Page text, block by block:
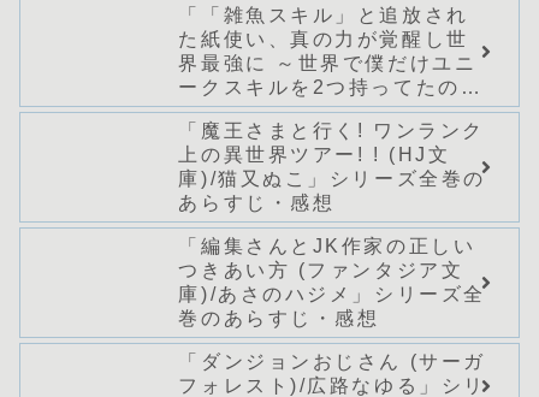
「「雑魚スキル」と追放され
た紙使い、真の力が覚醒し世
界最強に ～世界で僕だけユニ
ークスキルを2つ持ってたので
真の仲間と成り上がる～ (Mノ
ベルス)/桑野和明」シリーズ全
巻のあらすじ・感想
「魔王さまと行く! ワンランク
上の異世界ツアー! ! (HJ文
庫)/猫又ぬこ」シリーズ全巻の
あらすじ・感想
「編集さんとJK作家の正しい
つきあい方 (ファンタジア文
庫)/あさのハジメ」シリーズ全
巻のあらすじ・感想
「ダンジョンおじさん (サーガ
フォレスト)/広路なゆる」シリ